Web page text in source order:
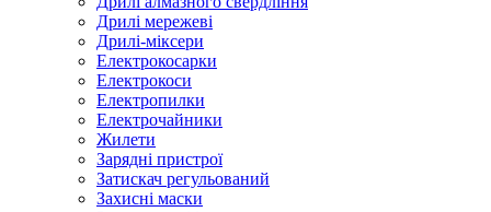
Дрилі мережеві
Дрилі-міксери
Електрокосарки
Електрокоси
Електропилки
Електрочайники
Жилети
Зарядні пристрої
Затискач регульований
Захисні маски